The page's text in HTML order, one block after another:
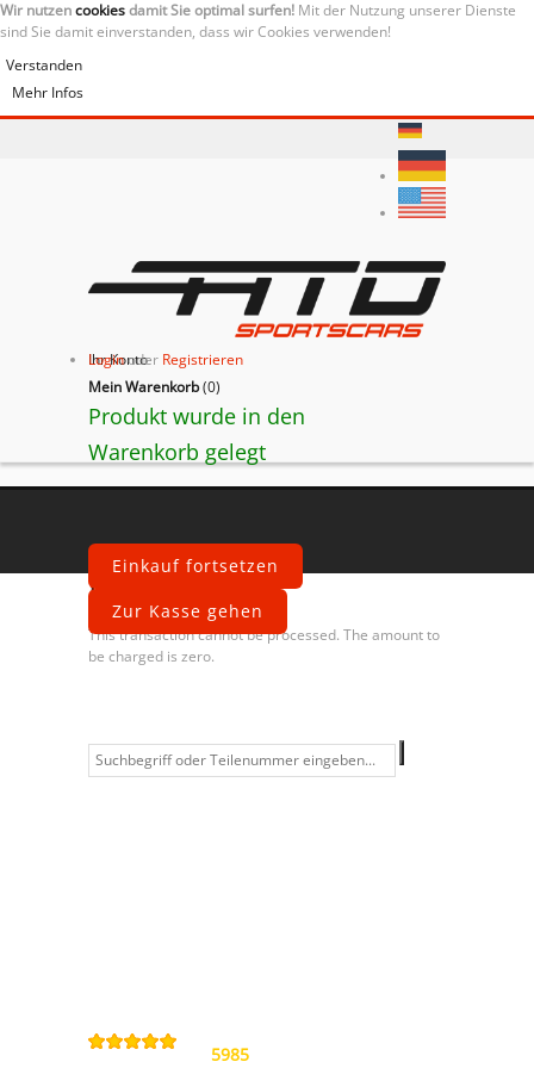
Wir nutzencookiesdamit Sie optimal surfen! Mit der Nutzung unserer Dienste
sind Sie damit einverstanden, dass wir Cookies verwenden!
Verstanden
Mehr Infos
Ihr Konto
Loginoder Registrieren
Mein Warenkorb(0)
Produkt wurde in den
Warenkorb gelegt
Einkauf fortsetzen
Zur Kasse gehen
Fehler
This transaction cannot be processed. The amount to
be charged is zero.
Kontakt
Allgemeine
/5
5985